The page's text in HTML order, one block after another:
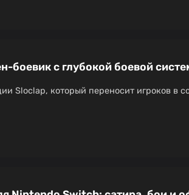
с глубокой боевой
Sloclap, который переносит игроков в